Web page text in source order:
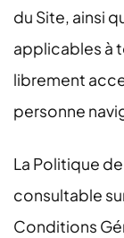
du Site, ainsi
applicables à
librement
personne
La Politique
consultable
Conditions